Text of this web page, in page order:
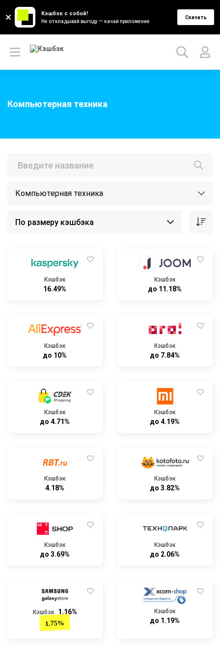
Кэшбэк с собой!
Не откладывай выгоду — качай приложение
Скачать
Компьютерная техника
Компьютерная техника
Кэшбэк
16.49%
Кэшбэк
до 11.18%
Кэшбэк
до 10%
Кэшбэк
до 7.84%
Кэшбэк
до 4.71%
Кэшбэк
до 4.19%
Кэшбэк
4.18%
Кэшбэк
до 3.82%
Кэшбэк
до 3.69%
Кэшбэк
до 2.06%
Кэшбэк 1.16%
1.75%
Кэшбэк
до 1.19%